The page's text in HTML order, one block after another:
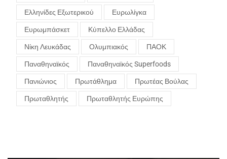
Ελληνίδες Εξωτερικού Ευρωλίγκα
Ευρωμπάσκετ Κύπελλο Ελλάδας
Νίκη Λευκάδας Ολυμπιακός ΠΑΟΚ
Παναθηναϊκός Παναθηναϊκός Superfoods
Πανιώνιος Πρωτάθλημα Πρωτέας Βούλας
Πρωταθλητής Πρωταθλητής Ευρώπης